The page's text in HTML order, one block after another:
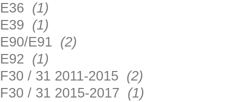
E36 (1)
E39 (1)
E90/E91 (2)
E92 (1)
F30 / 31 2011-2015 (2)
F30 / 31 2015-2017 (1)